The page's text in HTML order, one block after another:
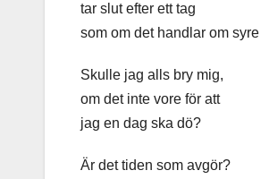
tar slut efter ett tag
som om det handlar om syre
Skulle jag alls bry mig,
om det inte vore för att
jag en dag ska dö?
Är det tiden som avgör?